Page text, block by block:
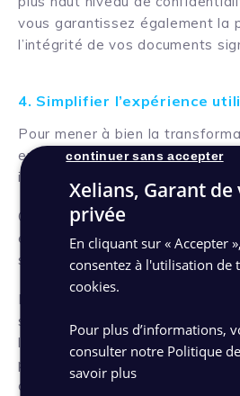
vous garantissez également la
l’intégrité de vos documents
4. Simplifier l’expérience
Pour mener à bien la
en compte de l’expérience
indispensable.
Optimisation du parcours des
et/ou externes et amélioration
sont les clés d’un retour sur
Le choix d’un prestataire dont
signature électronique est
logiciels métiers les plus utilisés
propose une bibliothèque riche
connexion à vos propres
Xelians, Garant
privée
En cliquant sur « Accepter
consentez à l'utilisation de
cookies.
Pour plus d’informations,
consulter notre Politique
savoir plus
continuer sans accepter